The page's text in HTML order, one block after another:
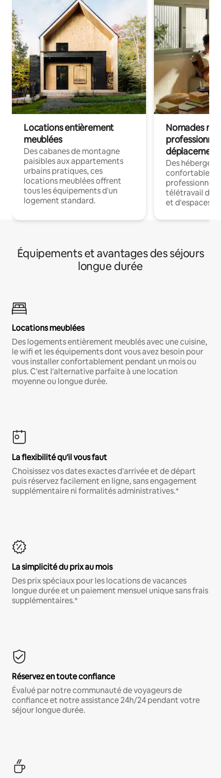
Locations entièrement
meublées
Des cabanes de montagne
paisibles aux appartements
urbains pratiques, ces
locations meublées offrent
tous les équipements d'un
logement standard.
Nomades
déplacement
Des
confortables
professionnels
télétravail
et d'espaces
Équipements et avantages des séjours
longue durée
Locations meublées
Des logements entièrement meublés avec une cuisine,
le wifi et les équipements dont vous avez besoin pour
vous installer confortablement pendant un mois ou
plus. C'est l'alternative parfaite à une location
moyenne ou longue durée.
La flexibilité qu'il vous faut
Choisissez vos dates exactes d'arrivée et de départ
puis réservez facilement en ligne, sans engagement
supplémentaire ni formalités administratives.*
La simplicité du prix au mois
Des prix spéciaux pour les locations de vacances
longue durée et un paiement mensuel unique sans frais
supplémentaires.*
Réservez en toute confiance
Évalué par notre communauté de voyageurs de
confiance et notre assistance 24h/24 pendant votre
séjour longue durée.